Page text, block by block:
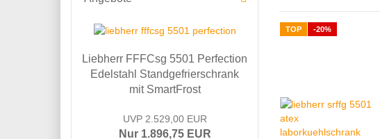
TOP -20%
Liebherr FFFCsg 5501 Perfection
Edelstahl Standgefrierschrank
mit SmartFrost
UVP 2.529,00 EUR
Nur 1.896,75 EUR